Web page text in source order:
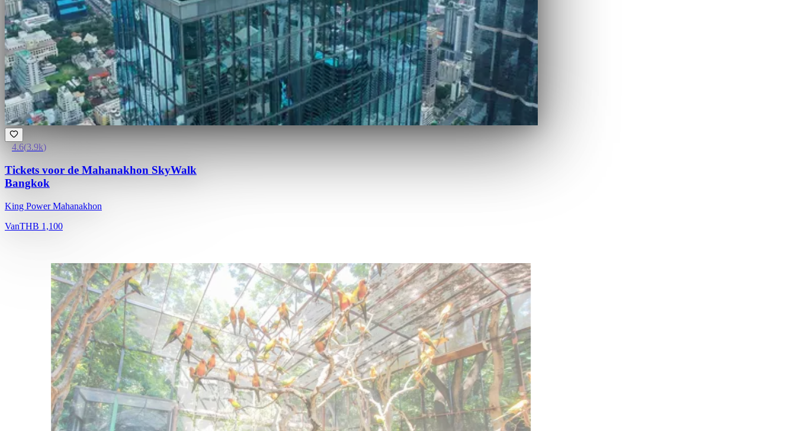
4.6(3.9k)
Tickets voor de Mahanakhon SkyWalk
Bangkok
King Power Mahanakhon
VanTHB 1,100